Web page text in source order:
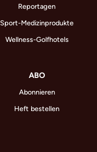
Reportagen
Sport-Medizinprodukte
Wellness-Golfhotels
ABO
Abonnieren
Heft bestellen